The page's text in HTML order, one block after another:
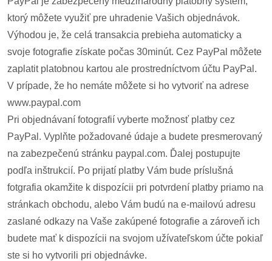
kauzy
konania
stavebné
pripomienkové
konania
dobrá
prax
odkazy
ktorý môžete využiť pre uhradenie Vašich objednávok.
Výhodou je, že celá transakcia prebieha automaticky a
svoje fotografie získate počas 30minút. Cez PayPal môžete
zaplatit platobnou kartou ale prostredníctvom účtu PayPal.
V prípade, že ho nemáte môžete si ho vytvoriť na adrese
www.paypal.com
Pri objednávaní fotografií vyberte možnosť platby cez
PayPal. Vyplňte požadované údaje a budete presmerovaný
na zabezpečenú stránku paypal.com. Ďalej postupujte
podľa inštrukcií. Po prijatí platby Vám bude príslušná
fotgrafia okamžite k dispozícii pri potvrdení platby priamo na
stránkach obchodu, alebo Vám budú na e-mailovú adresu
zaslané odkazy na Vaše zakúpené fotografie a zároveň ich
budete mať k dispozícii na svojom užívateľskom účte pokiaľ
ste si ho vytvorili pri objednávke.